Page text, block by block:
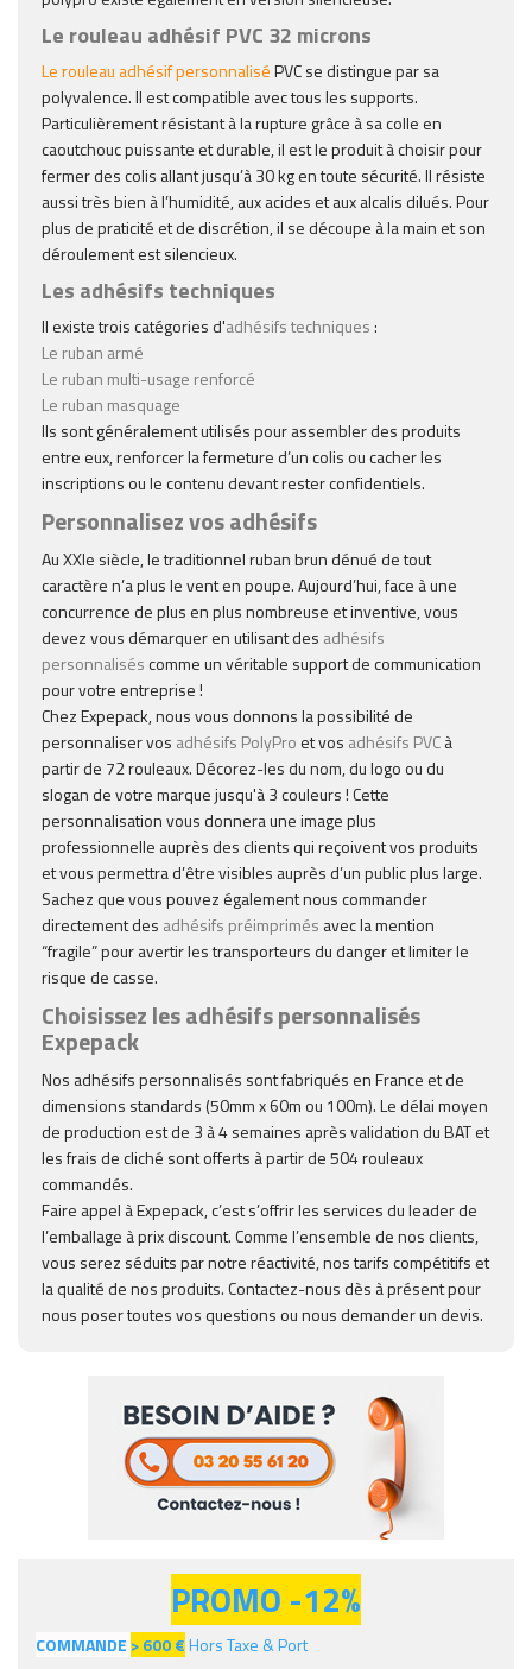
Le rouleau adhésif PVC 32 microns
Le rouleau adhésif personnaliséPVC se distingue par sa
polyvalence. Il est compatible avec tous les supports.
Particulièrement résistant à la rupture grâce à sa colle en
caoutchouc puissante et durable, il est le produit à choisir pour
fermer des colis allant jusqu’à 30 kg en toute sécurité. Il résiste
aussi très bien à l’humidité, aux acides et aux alcalis dilués. Pour
plus de praticité et de discrétion, il se découpe à la main et son
déroulement est silencieux.
Les adhésifs techniques
Il existe trois catégories d'adhésifs techniques:
Le ruban armé
Le ruban multi-usage renforcé
Le ruban masquage
Ils sont généralement utilisés pour assembler des produits
entre eux, renforcer la fermeture d’un colis ou cacher les
inscriptions ou le contenu devant rester confidentiels.
Personnalisez vos adhésifs
Au XXIe siècle, le traditionnel ruban brun dénué de tout
caractère n’a plus le vent en poupe. Aujourd’hui, face à une
concurrence de plus en plus nombreuse et inventive, vous
devez vous démarquer en utilisant des adhésifs
personnaliséscomme un véritable support de communication
pour votre entreprise !
Chez Expepack, nous vous donnons la possibilité de
personnaliser vos adhésifs PolyPro et vos adhésifs PVCà
partir de 72 rouleaux. Décorez-les du nom, du logo ou du
slogan de votre marque jusqu'à 3 couleurs ! Cette
personnalisation vous donnera une image plus
professionnelle auprès des clients qui reçoivent vos produits
et vous permettra d’être visibles auprès d’un public plus large.
Sachez que vous pouvez également nous commander
directement des adhésifs préimprimés avec la mention
“fragile” pour avertir les transporteurs du danger et limiter le
risque de casse.
Choisissez les adhésifs personnalisés
Expepack
Nos adhésifs personnalisés sont fabriqués en France et de
dimensions standards (50mm x 60m ou 100m). Le délai moyen
de production est de 3 à 4 semaines après validation du BAT et
les frais de cliché sont offerts à partir de 504 rouleaux
commandés.
Faire appel à Expepack, c’est s’offrir les services du leader de
l’emballage à prix discount. Comme l’ensemble de nos clients,
vous serez séduits par notre réactivité, nos tarifs compétitifs et
la qualité de nos produits. Contactez-nous dès à présent pour
nous poser toutes vos questions ou nous demander un devis.
PROMO -12%
COMMANDE > 600€Hors Taxe & Port